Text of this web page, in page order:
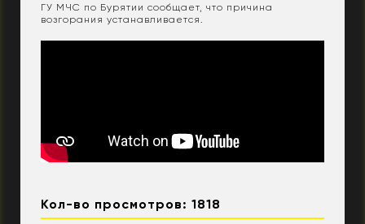
ГУ МЧС по Бурятии сообщает, что причина
возгорания устанавливается.
Кол-во просмотров: 1818